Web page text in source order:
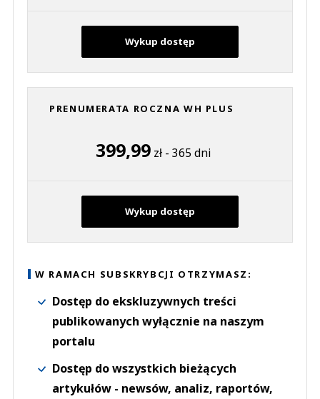
Wykup dostęp
PRENUMERATA ROCZNA WH PLUS
399,99zł - 365 dni
Wykup dostęp
W RAMACH SUBSKRYBCJI OTRZYMASZ:
Dostęp do ekskluzywnych treści
publikowanych wyłącznie na naszym
portalu
Dostęp do wszystkich bieżących
artykułów - newsów, analiz, raportów,